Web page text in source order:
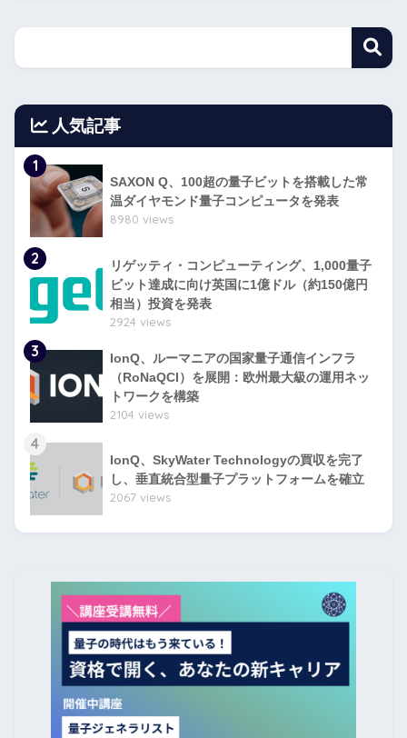
人気記事
1
SAXON Q、100超の量子ビットを搭載した常
温ダイヤモンド量子コンピュータを発表
8980 views
2
リゲッティ・コンピューティング、1,000量子
ビット達成に向け英国に1億ドル（約150億円
相当）投資を発表
2924 views
3
IonQ、ルーマニアの国家量子通信インフラ
（RoNaQCI）を展開：欧州最大級の運用ネッ
トワークを構築
2104 views
4
IonQ、SkyWater Technologyの買収を完了
し、垂直統合型量子プラットフォームを確立
2067 views